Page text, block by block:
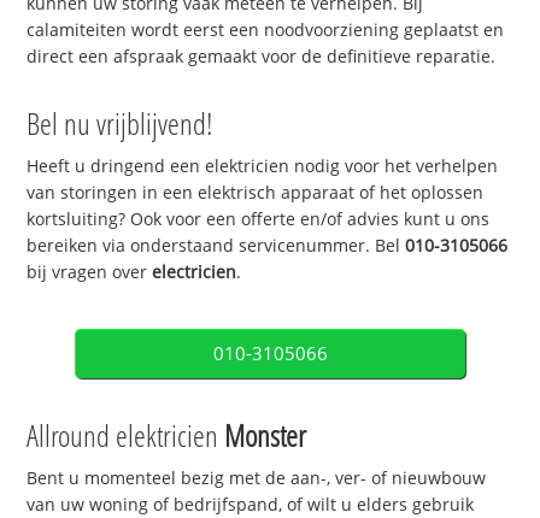
calamiteiten wordt eerst een noodvoorziening geplaatst en
direct een afspraak gemaakt voor de definitieve reparatie.
Bel nu vrijblijvend!
Heeft u dringend een elektricien nodig voor het verhelpen
van storingen in een elektrisch apparaat of het oplossen
kortsluiting? Ook voor een offerte en/of advies kunt u ons
bereiken via onderstaand servicenummer. Bel010-3105066
bij vragen overelectricien.
010-3105066
Allround elektricien Monster
Bent u momenteel bezig met de aan-, ver- of nieuwbouw
van uw woning of bedrijfspand, of wilt u elders gebruik